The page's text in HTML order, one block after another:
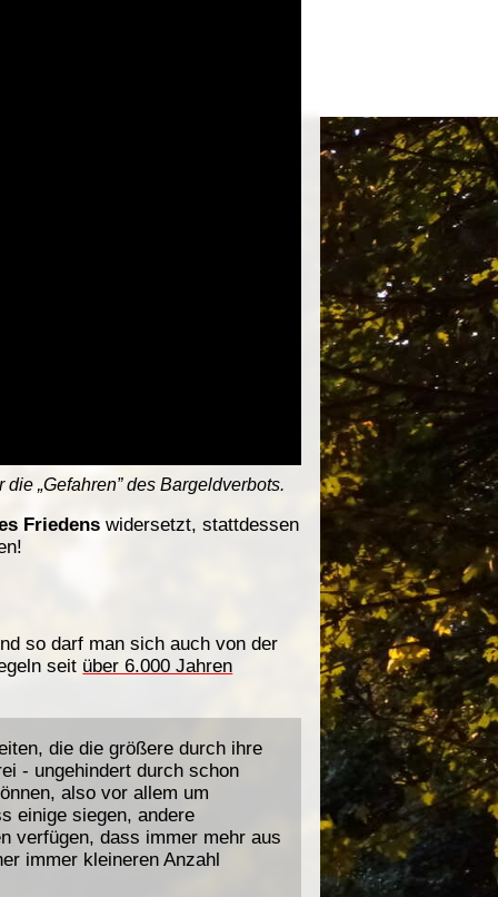
„Gefahren” des Bargeldverbots.
Friedens widersetzt, stattdessen
so darf man sich auch von der
seit über 6.000 Jahren
die die größere durch ihre
- ungehindert durch schon
also vor allem um
einige siegen, andere
verfügen, dass immer mehr aus
immer kleineren Anzahl